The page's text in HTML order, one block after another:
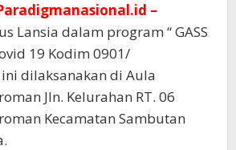
–
Lansia dalam program “ GASS
19 Kodim 0901/
dilaksanakan di Aula
Jln. Kelurahan RT. 06
Kecamatan Sambutan